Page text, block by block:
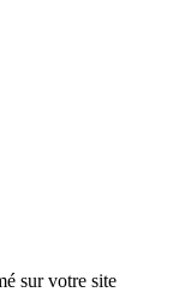
sur votre site